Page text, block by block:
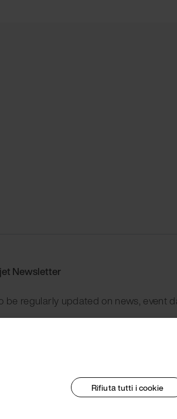
Newsletter
be regularly updated on news, event
Rifiuta tutti i cookie